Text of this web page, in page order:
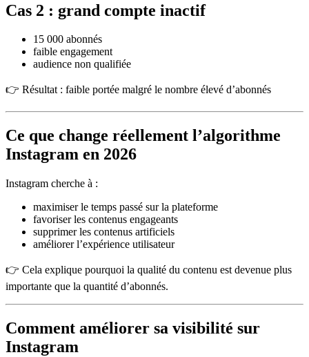
Cas 2 : grand compte inactif
15 000 abonnés
faible engagement
audience non qualifiée
👉 Résultat : faible portée malgré le nombre élevé d’abonnés
Ce que change réellement l’algorithme
Instagram en 2026
Instagram cherche à :
maximiser le temps passé sur la plateforme
favoriser les contenus engageants
supprimer les contenus artificiels
améliorer l’expérience utilisateur
👉 Cela explique pourquoi la qualité du contenu est devenue plus
importante que la quantité d’abonnés.
Comment améliorer sa visibilité sur
Instagram